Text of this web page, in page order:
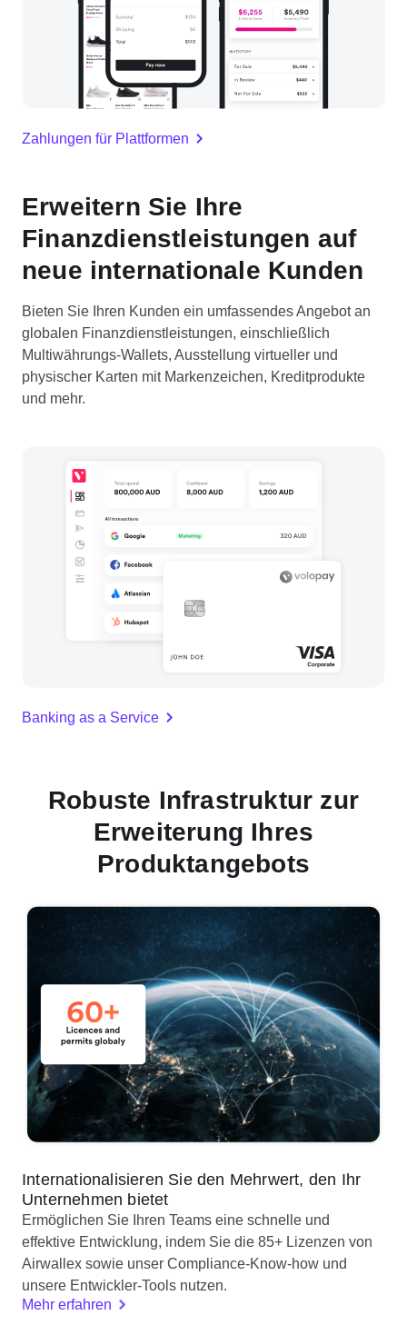
Zahlungen für Plattformen
Erweitern Sie Ihre
Finanzdienstleistungen auf
neue internationale Kunden
Bieten Sie Ihren Kunden ein umfassendes Angebot an
globalen Finanzdienstleistungen, einschließlich
Multiwährungs-Wallets, Ausstellung virtueller und
physischer Karten mit Markenzeichen, Kreditprodukte
und mehr.
Banking as a Service
Robuste Infrastruktur zur
Erweiterung Ihres
Produktangebots
Internationalisieren Sie den Mehrwert, den Ihr
Unternehmen bietet
Ermöglichen Sie Ihren Teams eine schnelle und
effektive Entwicklung, indem Sie die 85+ Lizenzen von
Airwallex sowie unser Compliance-Know-how und
unsere Entwickler-Tools nutzen.
Mehr erfahren